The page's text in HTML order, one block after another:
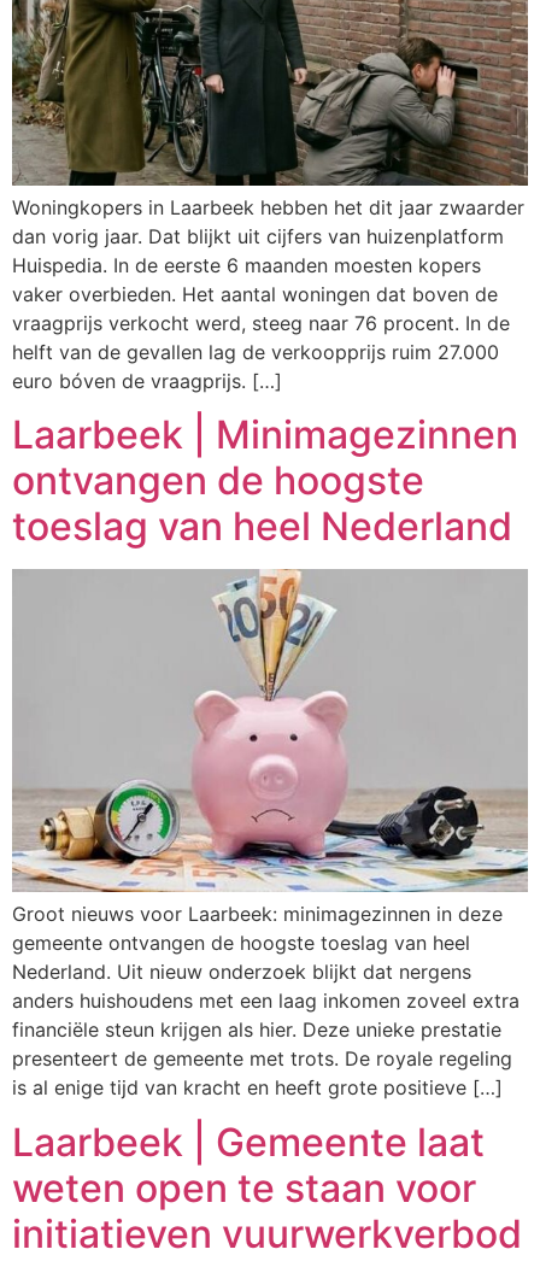
Woningkopers in Laarbeek hebben het dit jaar zwaarder
dan vorig jaar. Dat blijkt uit cijfers van huizenplatform
Huispedia. In de eerste 6 maanden moesten kopers
vaker overbieden. Het aantal woningen dat boven de
vraagprijs verkocht werd, steeg naar 76 procent. In de
helft van de gevallen lag de verkoopprijs ruim 27.000
euro bóven de vraagprijs. […]
Laarbeek | Minimagezinnen
ontvangen de hoogste
toeslag van heel Nederland
Groot nieuws voor Laarbeek: minimagezinnen in deze
gemeente ontvangen de hoogste toeslag van heel
Nederland. Uit nieuw onderzoek blijkt dat nergens
anders huishoudens met een laag inkomen zoveel extra
financiële steun krijgen als hier. Deze unieke prestatie
presenteert de gemeente met trots. De royale regeling
is al enige tijd van kracht en heeft grote positieve […]
Laarbeek | Gemeente laat
weten open te staan voor
initiatieven vuurwerkverbod